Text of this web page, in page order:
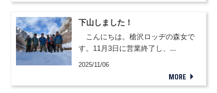
下山しました！
こんにちは。槍沢ロッヂの森女で
す。11月3日に営業終了し、...
2025/11/06
MORE